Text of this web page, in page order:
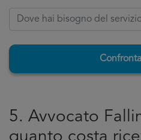
5. Avvocato